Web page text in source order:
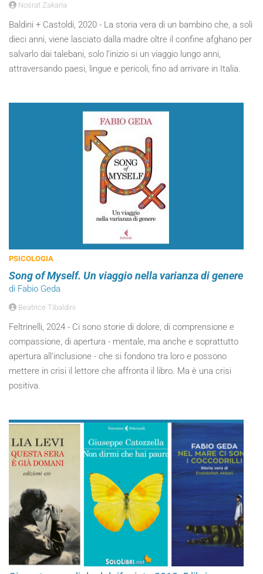
Nosrat Zakaria
Baldini + Castoldi, 2020 - La storia vera di un bambino che, a soli
dieci anni, viene lasciato dalla madre oltre il confine afghano per
salvarlo dai talebani, solo l’inizio si un viaggio lungo anni,
attraversando paesi, lingue e pericoli, fino ad arrivare in Italia.
PSICOLOGIA
Song of Myself. Un viaggio nella varianza di genere
di Fabio Geda
Beatrice Tibaldini
Feltrinelli, 2024 - Ci sono storie di dolore, di comprensione e
compassione, di apertura - mentale, ma anche e soprattutto
apertura all’inclusione - che si fondono tra loro e possono
mettere in crisi il lettore che affronta il libro. Ma è una crisi
positiva.